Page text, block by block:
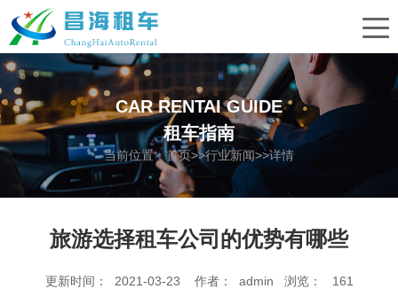
CAR RENTAI GUIDE
租车指南
当前位置：首页>>行业新闻>>详情
旅游选择租车公司的优势有哪些
更新时间： 2021-03-23 作者： admin 浏览： 161